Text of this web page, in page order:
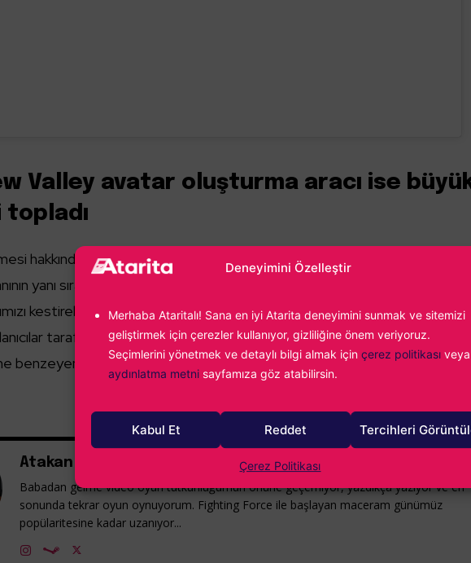
Deneyimini Özelleştir
Merhaba Ataritalı! Sana en iyi Atarita deneyimini sunmak ve sitemizi
geliştirmek için çerezler kullanıyor, gizliliğine önem veriyoruz.
Seçimlerini yönetmek ve detaylı bilgi almak için çerez politikası veya
aydınlatma metni sayfamıza göz atabilirsin.
Kabul Et Reddet Tercihleri
Çerez Politikası
Valley avatar oluşturma aracı ise
topladı
hakkında çok fazla detaya sahip değiliz. Şimdilik oyuna eklenecek yeni
yanı sıra, genel anlamda mod yapımcılarına odaklı bir güncelleme ile
kestirebiliyoruz. Bunun yanı sıraStardew Valley avatar oluşturma
tarafından büyük beğeni toplamış durumda. Stardew Valley
benzeyen bir avatar oluşturma planınız varsa siziburadakiyazımıza davet
Atakan Gümrükçüoğlu
Babadan gelme video oyun tutkunluğumun önüne geçemiyor, yazdıkça yazıyor ve en
sonunda tekrar oyun oynuyorum. Fighting Force ile başlayan maceram günümüz
popülaritesine kadar uzanıyor...